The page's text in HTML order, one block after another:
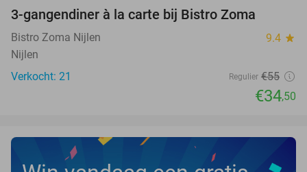
NEW
TODAY
3-gangendiner à la carte bij Bistro Zoma
Bistro Zoma Nijlen 9.4 star
Nijlen
Verkocht: 21
Regulier €55
€34,50